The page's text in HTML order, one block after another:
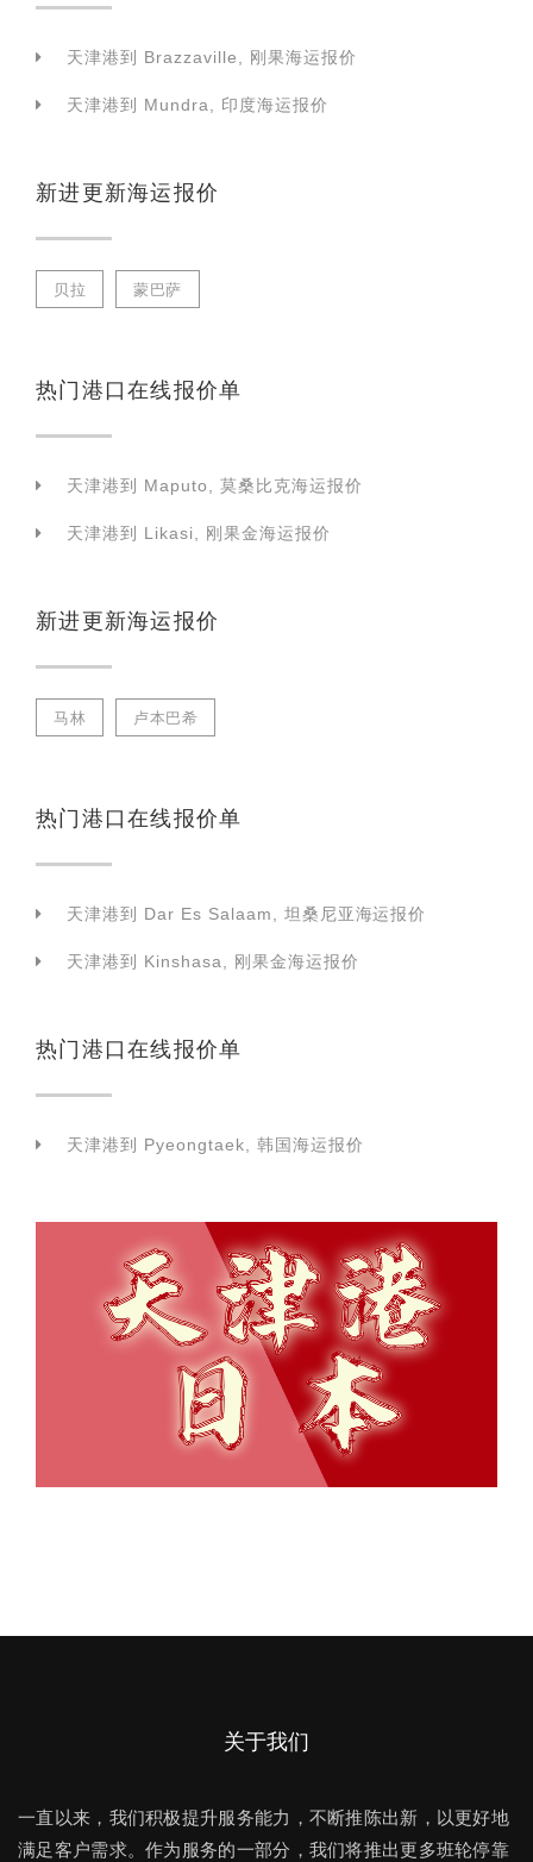
天津港到 Brazzaville, 刚果海运报价
天津港到 Mundra, 印度海运报价
新进更新海运报价
贝拉 蒙巴萨
热门港口在线报价单
天津港到 Maputo, 莫桑比克海运报价
天津港到 Likasi, 刚果金海运报价
新进更新海运报价
马林 卢本巴希
热门港口在线报价单
天津港到 Dar Es Salaam, 坦桑尼亚海运报价
天津港到 Kinshasa, 刚果金海运报价
热门港口在线报价单
天津港到 Pyeongtaek, 韩国海运报价
关于我们
一直以来，我们积极提升服务能力，不断推陈出新，以更好地
满足客户需求。作为服务的一部分，我们将推出更多班轮停靠